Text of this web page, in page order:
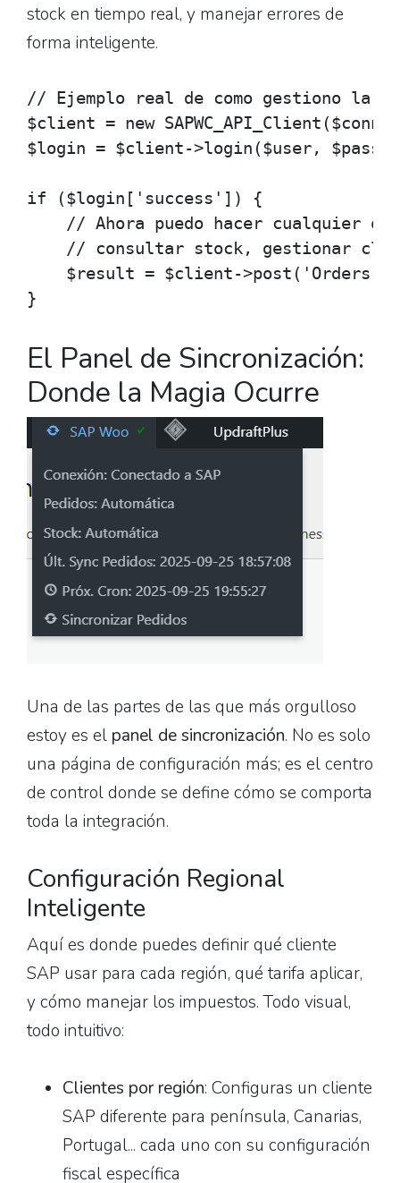
stock en tiempo real, y manejar errores de
forma inteligente.
// Ejemplo real de como gestiono la
$client = new
$login = $client->login($user,
if ($login['success']) {
// Ahora puedo hacer cualquier
// consultar stock, gestionar
$result = $client->post('Orders',
}
El Panel de Sincronización:
Donde la Magia Ocurre
Una de las partes de las que más orgulloso
estoy es el panel de sincronización. No es solo
una página de configuración más; es el centro
de control donde se define cómo se comporta
toda la integración.
Configuración Regional
Inteligente
Aquí es donde puedes definir qué cliente
SAP usar para cada región, qué tarifa aplicar,
y cómo manejar los impuestos. Todo visual,
todo intuitivo:
Clientes por región: Configuras un cliente
SAP diferente para península, Canarias,
Portugal... cada uno con su configuración
fiscal específica